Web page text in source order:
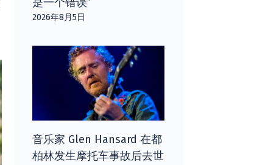
2026年8月5日
音乐家 Glen Hansard 在都
柏林发生摩托车事故后去世